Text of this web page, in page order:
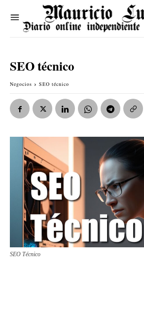
SEO técnico
Negocios SEO técnico
SEO Técnico